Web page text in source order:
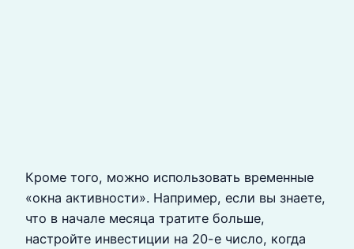
Кроме того, можно использовать временные
«окна активности». Например, если вы знаете,
что в начале месяца тратите больше,
настройте инвестиции на 20-е число, когда